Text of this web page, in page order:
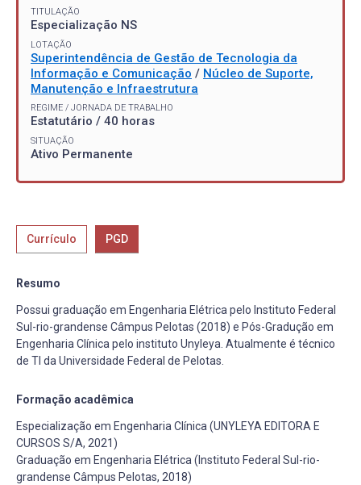
TITULAÇÃO
Especialização NS
LOTAÇÃO
Superintendência de Gestão de Tecnologia da
Informação e Comunicação / Núcleo de Suporte,
Manutenção e Infraestrutura
REGIME / JORNADA DE TRABALHO
Estatutário / 40 horas
SITUAÇÃO
Ativo Permanente
Currículo PGD
Resumo
Possui graduação em Engenharia Elétrica pelo Instituto Federal
Sul-rio-grandense Câmpus Pelotas (2018) e Pós-Gradução em
Engenharia Clínica pelo instituto Unyleya. Atualmente é técnico
de TI da Universidade Federal de Pelotas.
Formação acadêmica
Especialização em Engenharia Clínica (UNYLEYA EDITORA E
CURSOS S/A, 2021)
Graduação em Engenharia Elétrica (Instituto Federal Sul-rio-
grandense Câmpus Pelotas, 2018)